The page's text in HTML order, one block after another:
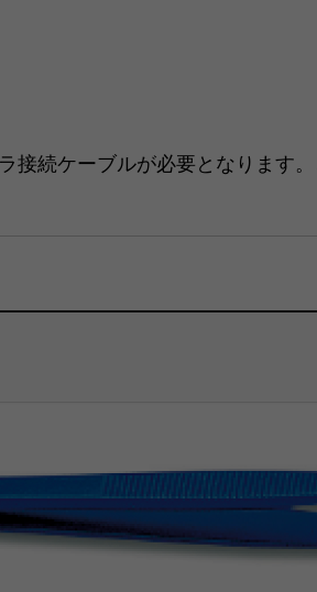
続ケーブルが必要となります。